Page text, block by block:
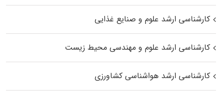
کارشناسی ارشد علوم و صنایع غذایی
کارشناسی ارشد علوم و مهندسی محیط زیست
کارشناسی ارشد هواشناسی کشاورزی